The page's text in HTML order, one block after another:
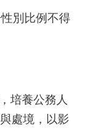
別比例不得
培養公務人
處境，以影